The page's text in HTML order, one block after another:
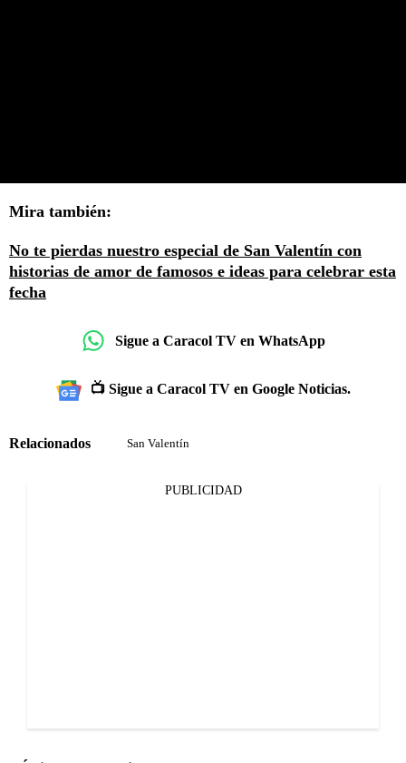
Mira también:
No te pierdas nuestro especial de San Valentín con
historias de amor de famosos e ideas para celebrar esta
fecha
Sigue a Caracol TV en WhatsApp
📺 Sigue a Caracol TV en Google Noticias.
Relacionados San Valentín
PUBLICIDAD